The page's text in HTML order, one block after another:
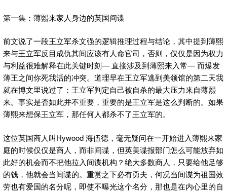
第一集：薄熙来家人身边的英国间谍
前文说了一段王立军杀文强的逻辑推理过程与结论， 其中提到薄熙
来与王立军反目成仇其间应该有人命官司，否则，仅仅是因为权力
与利益很难解释在此关键时刻— 直接涉及到薄熙来入常— 而爆发
薄王之间你死我活的冲突。道理早在王立军逃到美领馆的第二天我
就在博文里说过了：王立军判定自己被自杀的最大压力来自薄熙
来。事实是否如此并不重要，重要的是王立军是这么判断的。如果
薄熙来想保王立军，那任何人都杀不了王立军的。
这位英国商人叫Hywood 海伍德，毫无疑问在一开始进入薄熙来家
庭的时候仅仅是商人，而非间谍，但英美谍报部门怎么可能放弃如
此好的机会而不把他拉入间谍机构？绝大多数商人，只要给他足够
的钱，他就会当间谍的。重赏之下必有勇夫，何况当间谍为祖国效
劳也有爱国的名分呢，即使不曝光这个名分，那也是在内心里的自